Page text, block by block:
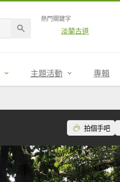
熱門關鍵字
淡蘭古道
主題活動 專輯
拍個手吧